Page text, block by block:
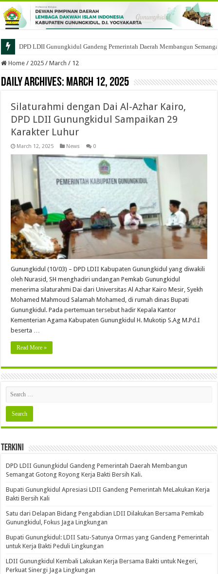
DPD LDII Gunungkidul Gandeng Pemerintah Daerah Membangun
Home / 2025 / March / 12
Daily Archives: March 12, 2025
Silaturahmi dengan Dai Al-Azhar Kairo,
DPD LDII Gunungkidul Sampaikan 29
Karakter Luhur
March 12, 2025 News 0
Gunungkidul (10/03) – DPD LDII Kabupaten Gunungkidul yang diwakili
oleh Nurasid, SH menghadiri undangan Pemkab Gunungkidul
menerima silaturahmi Dai dari Universitas Al Azhar Kairo Mesir, Syekh
Mohamed Mahmoud Salamah Mohamed, di rumah dinas Bupati
Gunungkidul. Pada pertemuan tersebut hadir Kepala Kantor
Kementerian Agama Kabupaten Gunungkidul H. Mukotip S.Ag M.Pd.I
beserta …
Read More »
Terkini
DPD LDII Gunungkidul Gandeng Pemerintah Daerah Membangun
Semangat Gotong Royong Kerja Bakti Bersih Kali.
Bupati Gunungkidul Apresiasi LDII Gandeng Pemerintah MeLakukan Kerja
Bakti Bersih Kali ‎
Satu dari Delapan Bidang Pengabdian LDII Dilakukan Bersama Pemkab
Gunungkidul, Fokus Jaga Lingkungan
Bupati Gunungkidul: LDII Satu-Satunya Ormas yang Gandeng Pemerintah
untuk Kerja Bakti Peduli Lingkungan
LDII Gunungkidul Kembali Lakukan Kerja Bersama Bakti untuk Negeri,
Perkuat Sinergi Jaga Lingkungan